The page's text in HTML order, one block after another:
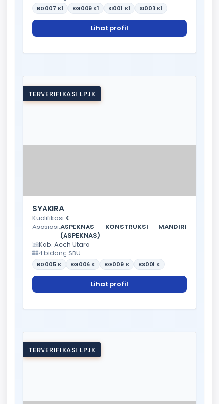
BG007 K1 BG009 K1 SI001 K1 SI003 K1
Lihat profil
TERVERIFIKASI LPJK
SYAKIRA
Kualifikasi:K
Asosiasi:ASPEKNAS KONSTRUKSI MANDIRI
(ASPEKNAS)
Kab. Aceh Utara
4 bidang SBU
BG005 K BG006 K BG009 K BS001 K
Lihat profil
TERVERIFIKASI LPJK